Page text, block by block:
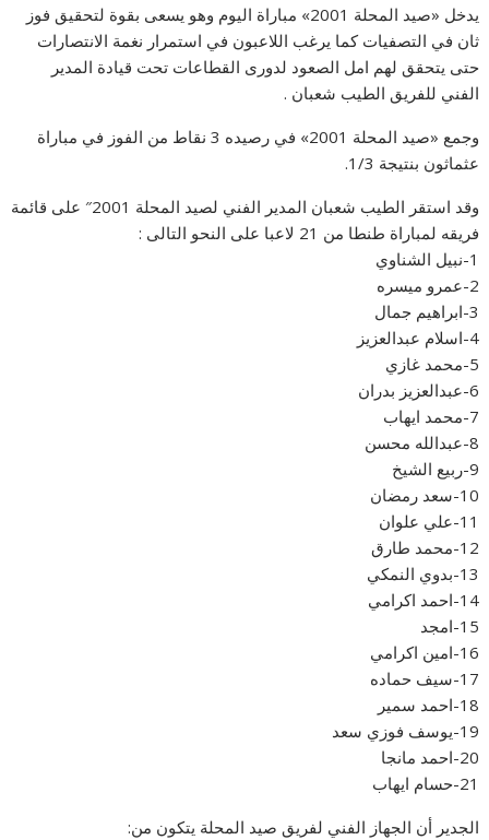
يدخل «صيد المحلة 2001» مباراة اليوم وهو يسعى بقوة لتحقيق فوز
ثان في التصفيات كما يرغب اللاعبون في استمرار نغمة الانتصارات
حتى يتحقق لهم امل الصعود لدورى القطاعات تحت قيادة المدير
الفني للفريق الطيب شعبان .
وجمع «صيد المحلة 2001» في رصيده 3 نقاط من الفوز في مباراة
عثماثون بنتيجة 1/3.
وقد استقر الطيب شعبان المدير الفني لصيد المحلة 2001″ على قائمة
فريقه لمباراة طنطا من 21 لاعبا على النحو التالى :
1-نبيل الشناوي
2-عمرو ميسره
3-ابراهيم جمال
4-اسلام عبدالعزيز
5-محمد غازي
6-عبدالعزيز بدران
7-محمد ايهاب
8-عبدالله محسن
9-ربيع الشيخ
10-سعد رمضان
11-علي علوان
12-محمد طارق
13-بدوي النمكي
14-احمد اكرامي
15-امجد
16-امين اكرامي
17-سيف حماده
18-احمد سمير
19-يوسف فوزي سعد
20-احمد مانجا
21-حسام ايهاب
الجدير أن الجهاز الفني لفريق صيد المحلة يتكون من: